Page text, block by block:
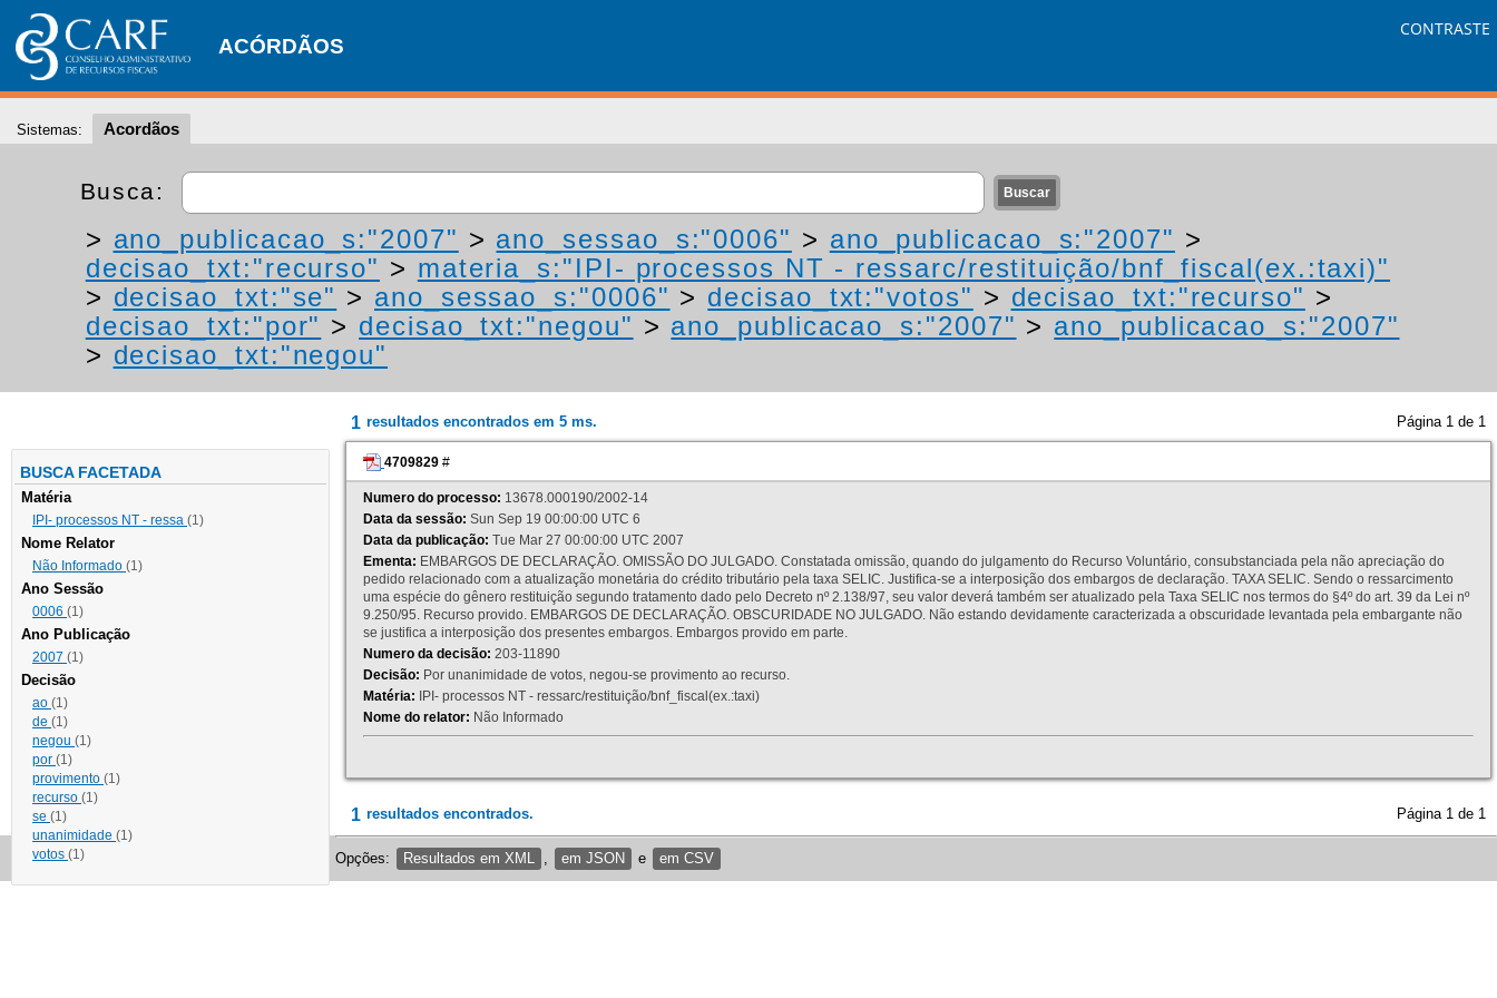
ACÓRDÃOS
CONTRASTE
Sistemas: Acordãos
Busca:
> ano_publicacao_s:"2007" > ano_sessao_s:"0006" > ano_publicacao_s:"2007" >
decisao_txt:"recurso" > materia_s:"IPI- processos NT - ressarc/restituição/bnf_fiscal(ex.:taxi)"
> decisao_txt:"se" > ano_sessao_s:"0006" > decisao_txt:"votos" > decisao_txt:"recurso" >
decisao_txt:"por" > decisao_txt:"negou" > ano_publicacao_s:"2007" > ano_publicacao_s:"2007"
> decisao_txt:"negou"
BUSCA FACETADA
Matéria
IPI- processos NT - ressa (1)
Nome Relator
Não Informado (1)
Ano Sessão
0006 (1)
Ano Publicação
2007 (1)
Decisão
ao (1)
de (1)
negou (1)
por (1)
provimento (1)
recurso (1)
se (1)
unanimidade (1)
votos (1)
1 resultados encontrados em 5 ms. Página 1 de 1
4709829 #
Numero do processo: 13678.000190/2002-14
Data da sessão: Sun Sep 19 00:00:00 UTC 6
Data da publicação: Tue Mar 27 00:00:00 UTC 2007
Ementa: EMBARGOS DE DECLARAÇÃO. OMISSÃO DO JULGADO. Constatada omissão, quando do julgamento do Recurso Voluntário, consubstanciada pela não apreciação do
pedido relacionado com a atualização monetária do crédito tributário pela taxa SELIC. Justifica-se a interposição dos embargos de declaração. TAXA SELIC. Sendo o ressarcimento
uma espécie do gênero restituição segundo tratamento dado pelo Decreto nº 2.138/97, seu valor deverá também ser atualizado pela Taxa SELIC nos termos do §4º do art. 39 da Lei nº
9.250/95. Recurso provido. EMBARGOS DE DECLARAÇÃO. OBSCURIDADE NO JULGADO. Não estando devidamente caracterizada a obscuridade levantada pela embargante não
se justifica a interposição dos presentes embargos. Embargos provido em parte.
Numero da decisão: 203-11890
Decisão: Por unanimidade de votos, negou-se provimento ao recurso.
Matéria: IPI- processos NT - ressarc/restituição/bnf_fiscal(ex.:taxi)
Nome do relator: Não Informado
1 resultados encontrados. Página 1 de 1
Opções: Resultados em XML em JSON e em CSV